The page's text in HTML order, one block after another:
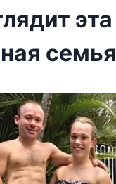
эта
семья